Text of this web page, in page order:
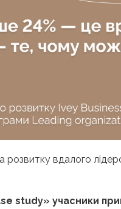
вдалого
study» учасники